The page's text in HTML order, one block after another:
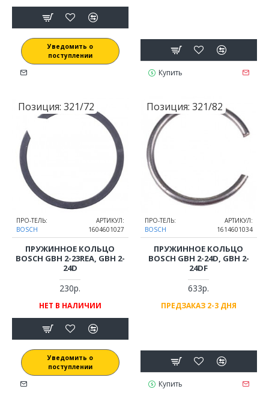
Уведомить о
поступлении
Купить
Позиция: 321/72
ПРО-ТЕЛЬ:
BOSCH
АРТИКУЛ:
1604601027
ПРУЖИННОЕ КОЛЬЦО
BOSCH GBH 2-23REA, GBH 2-
24D
230р.
НЕТ В НАЛИЧИИ
Уведомить о
поступлении
Позиция: 321/82
ПРО-ТЕЛЬ:
BOSCH
АРТИКУЛ:
1614601034
ПРУЖИННОЕ КОЛЬЦО
BOSCH GBH 2-24D, GBH 2-
24DF
633р.
ПРЕДЗАКАЗ 2-3 ДНЯ
Купить